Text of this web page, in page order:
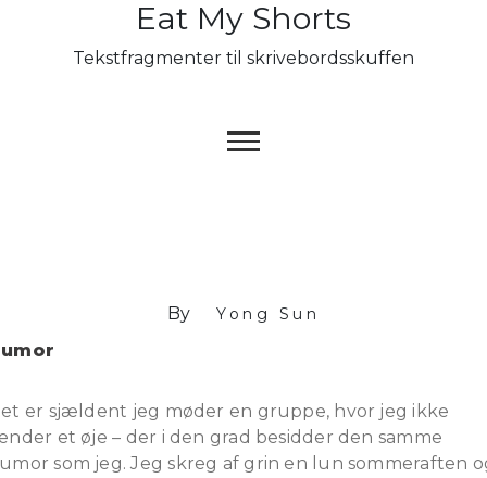
Eat My Shorts
Tekstfragmenter til skrivebordsskuffen
By Yong Sun
er sjældent jeg møder en gruppe, hvor jeg ikke
et øje – der i den grad besidder den samme
som jeg. Jeg skreg af grin en lun sommeraften